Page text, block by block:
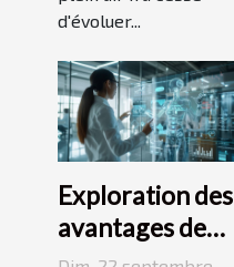
d'évoluer...
Exploration des
avantages des
assistants